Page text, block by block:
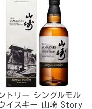
トリー シングルモル
ウイスキー 山崎 Story